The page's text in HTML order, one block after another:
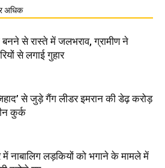
अधिक
बनने से रास्ते में जलभराव, ग्रामीण ने
से लगाई गुहार
से जुड़े गैंग लीडर इमरान की डेढ़ करोड़
कुर्क
में नाबालिग लड़कियों को भगाने के मामले में